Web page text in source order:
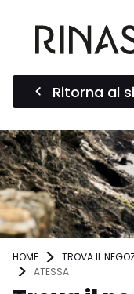
Ritorna al
HOME TROVA IL
ATESSA